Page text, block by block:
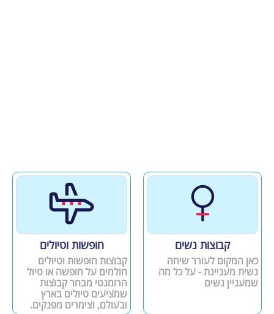
קבוצות נשים
כאן המקום לעורר שיחה
נשית מעניינת - על כל מה
שמעניין נשים
חופשות וטיולים
קבוצות חופשות וטיולים
חולמים על חופשה או טיול
הרומנטי מבחר קבוצות
שמציעים טיולים בארץ
ובעולם, וצימרים מפנקים.